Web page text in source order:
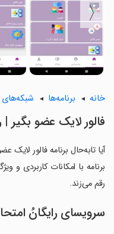
〈
خانه برنامه‌ها شبکه‌های
‏‏‏‏‏‏‏‏فالور لایک عضو بگیر |
آیا تابه‌حال برنامه ‏‏‏‏‏‏‏‏فالور لایک
برنامه با امکانات کاربردی و
رقم می‌زند.
سرویسای رایگانُ